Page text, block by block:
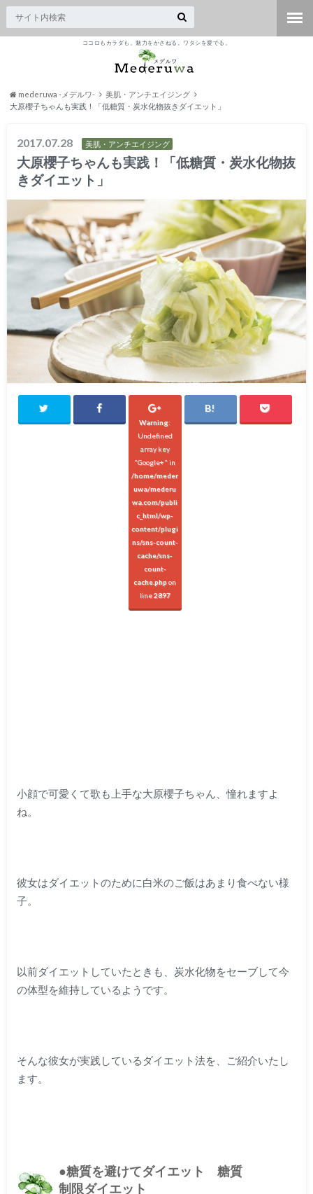
ココロもカラダも。魅力をかさねる。ワタシを愛でる。
mederuwa -メデルワ-
美肌・アンチエイジング
大原櫻子ちゃんも実践！「低糖質・炭水化物抜きダイエット」
2017.07.28 美肌・アンチエイジング
大原櫻子ちゃんも実践！「低糖質・炭水化物抜
きダイエット」
Warning:
Undefined
array key
"Google+" in
/home/meder
uwa/mederu
wa.com/publi
c_html/wp-
content/plugi
ns/sns-count-
cache/sns-
count-
cache.phpon
line2897
小顔で可愛くて歌も上手な大原櫻子ちゃん、憧れますよ
ね。
彼女はダイエットのために白米のご飯はあまり食べない様
子。
以前ダイエットしていたときも、炭水化物をセーブして今
の体型を維持しているようです。
そんな彼女が実践しているダイエット法を、ご紹介いたし
ます。
●糖質を避けてダイエット 糖質
制限ダイエット